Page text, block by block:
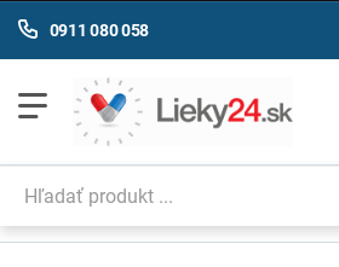
0911 080 058